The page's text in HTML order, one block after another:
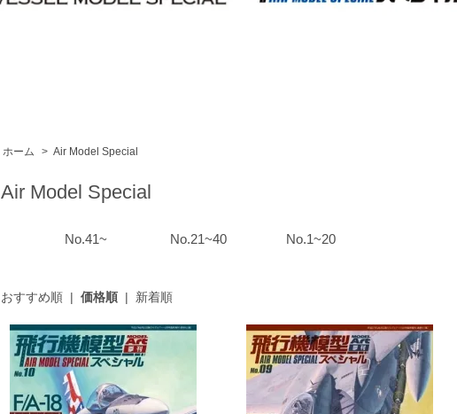
ホーム > Air Model Special
Air Model Special
No.41~ No.21~40 No.1~20
おすすめ順| 価格順| 新着順